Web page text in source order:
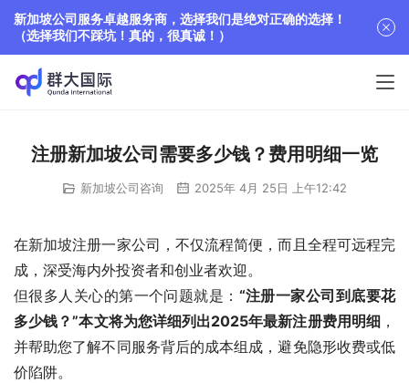
注册新加坡公司需要多少钱？费用明细一览
新加坡公司咨询 2025年 4月 25日 上午12:42
在新加坡注册一家公司，不仅流程简便，而且全程可远程完
成，深受海内外投资者和创业者欢迎。
但很多人关心的第一个问题就是： “注册一家公司到底要花
多少钱？”本文将为您详细列出2025年最新注册费用明细 ，
并帮助您了解不同服务背后的成本组成，避免隐形收费或低
价陷阱。
新加坡公司服务卓越服务商，选择我们是绝对正确的选择！
（选择我们不踩坑！真的，很真诚！）